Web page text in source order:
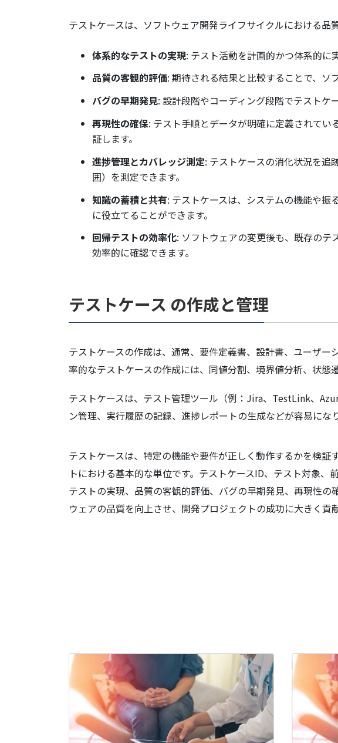
テストケースは、ソフトウェア開発ライフサイクルにおける品
体系的なテストの実現: テスト活動を計画的かつ体系的に
品質の客観的評価: 期待される結果と比較することで、ソ
バグの早期発見: 設計段階やコーディング段階でテストケ
再現性の確保: テスト手順とデータが明確に定義されて
証します。
進捗管理とカバレッジ測定: テストケースの消化状況を追
囲）を測定できます。
知識の蓄積と共有: テストケースは、システムの機能や
に役立てることができます。
回帰テストの効率化: ソフトウェアの変更後も、既存のテ
効率的に確認できます。
テストケース の作成と管理
テストケースの作成は、通常、要件定義書、設計書、ユーザーシ
率的なテストケースの作成には、同値分割、境界値分析、状態
テストケースは、テスト管理ツール（例：Jira、TestLink、
ン管理、実行履歴の記録、進捗レポートの生成などが容易になり
テストケースは、特定の機能や要件が正しく動作するかを検
トにおける基本的な単位です。テストケースID、テスト対象
テストの実現、品質の客観的評価、バグの早期発見、再現性
ウェアの品質を向上させ、開発プロジェクトの成功に大きく貢